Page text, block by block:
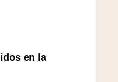
en la